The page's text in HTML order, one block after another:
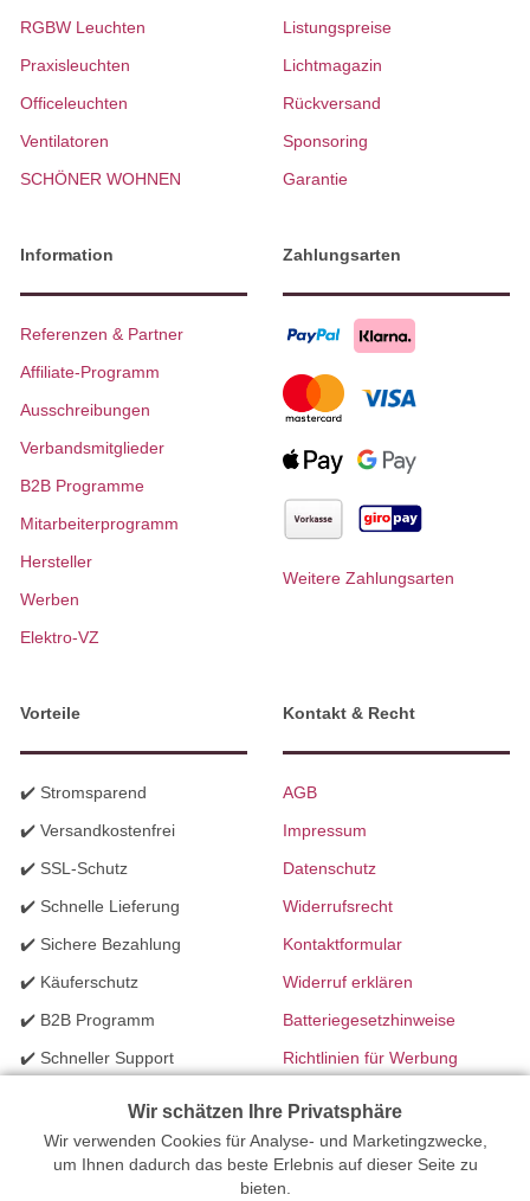
RGBW Leuchten
Praxisleuchten
Officeleuchten
Ventilatoren
SCHÖNER WOHNEN
Listungspreise
Lichtmagazin
Rückversand
Sponsoring
Garantie
Information
Referenzen & Partner
Affiliate-Programm
Ausschreibungen
Verbandsmitglieder
B2B Programme
Mitarbeiterprogramm
Hersteller
Werben
Elektro-VZ
Zahlungsarten
Weitere Zahlungsarten
Vorteile
✔️ Stromsparend
✔️ Versandkostenfrei
✔️ SSL-Schutz
✔️ Schnelle Lieferung
✔️ Sichere Bezahlung
✔️ Käuferschutz
✔️ B2B Programm
✔️ Schneller Support
Kontakt & Recht
AGB
Impressum
Datenschutz
Widerrufsrecht
Kontaktformular
Widerruf erklären
Batteriegesetzhinweise
Richtlinien für Werbung
Ihr Onlinefachhandel für Beleuchtung seit 2012 | Erstellt mit
Wir schätzen Ihre Privatsphäre
Wir verwenden Cookies für Analyse- und Marketingzwecke,
um Ihnen dadurch das beste Erlebnis auf dieser Seite zu
bieten.